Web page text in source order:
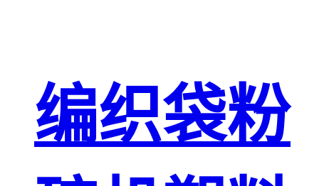
编织袋粉